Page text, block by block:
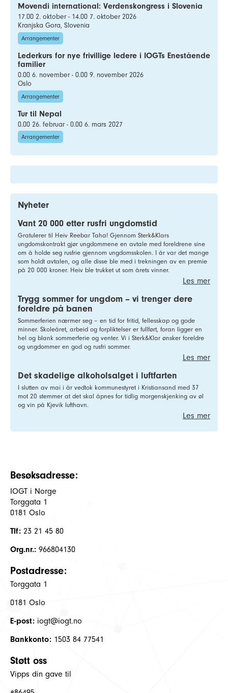
Movendi international: Verdenskongress i Slovenia
17.00 2. oktober - 14.00 7. oktober 2026
Kranjska Gora, Slovenia
Arrangementer
Lederkurs for nye frivillige ledere i IOGTs Enestående
familier
0.00 6. november - 0.00 9. november 2026
Oslo
Arrangementer
Tur til Nepal
0.00 26. februar - 0.00 6. mars 2027
Arrangementer
Nyheter
Vant 20 000 etter rusfri ungdomstid
Gratulerer til Heiv Reebar Taha! Gjennom Sterk&Klars
ungdomskontrakt gjør ungdommene en avtale med foreldrene sine
om å holde seg rusfrie gjennom ungdomsskolen. I år var det mange
som holdt avtalen, og alle disse ble med i trekningen av en premie
på 20 000 kroner. Heiv ble trukket ut som årets vinner.
Les mer
Trygg sommer for ungdom – vi trenger dere
foreldre på banen
Sommerferien nærmer seg – en tid for fritid, fellesskap og gode
minner. Skoleåret, arbeid og forpliktelser er fullført, foran ligger en
hel og blank sommerferie og venter. Vi i Sterk&Klar ønsker foreldre
og ungdommer en god og rusfri sommer.
Les mer
Det skadelige alkoholsalget i luftfarten
I slutten av mai i år vedtok kommunestyret i Kristiansand med 37
mot 20 stemmer at det skal åpnes for tidlig morgenskjenking av øl
og vin på Kjevik lufthavn.
Les mer
Besøksadresse:
IOGT i Norge
Torggata 1
0181 Oslo
Tlf: 23 21 45 80
Org.nr.: 966804130
Postadresse:
Torggata 1
0181 Oslo
E-post: iogt@iogt.no
Bankkonto: 1503 84 77541
Støtt oss
Vipps din gave til